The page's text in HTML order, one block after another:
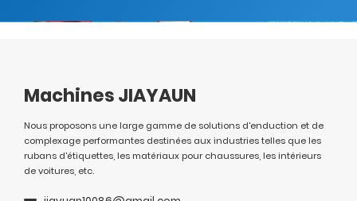
Machines JIAYAUN
Nous proposons une large gamme de solutions d'enduction et de
complexage performantes destinées aux industries telles que les
rubans d'étiquettes, les matériaux pour chaussures, les intérieurs
de voitures, etc.